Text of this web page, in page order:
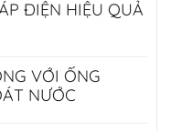
ĐIỆN HIỆU QUẢ
VỚI ỐNG
NƯỚC